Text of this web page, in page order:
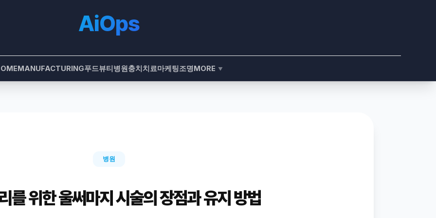
AiOps
MANUFACTURING푸드뷰티병원충치치료마케팅조명MORE ▼
병원
를 위한 울써마지 시술의 장점과 유지 방법